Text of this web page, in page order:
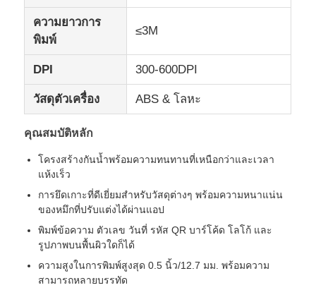
บ้าน
ผลิตภัณฑ์
เกี่ยวกับเรา
ความยาวการ
พิมพ์
≤3M
DPI 300-600DPI
วัสดุตัวเครื่อง ABS & โลหะ
คุณสมบัติหลัก
โครงสร้างกันน้ำพร้อมความทนทานที่เหนือกว่าและเวลา
แห้งเร็ว
การยึดเกาะที่ดีเยี่ยมสำหรับวัสดุต่างๆ พร้อมความหนาแน่น
ของหมึกที่ปรับแต่งได้ผ่านแอป
พิมพ์ข้อความ ตัวเลข วันที่ รหัส QR บาร์โค้ด โลโก้ และ
รูปภาพบนพื้นผิวใดก็ได้
ความสูงในการพิมพ์สูงสุด 0.5 นิ้ว/12.7 มม. พร้อมความ
สามารถหลายบรรทัด